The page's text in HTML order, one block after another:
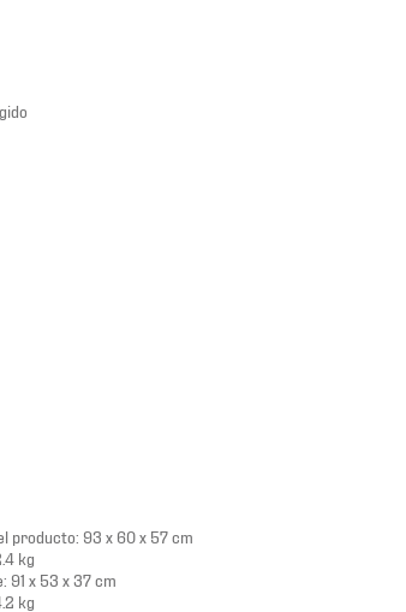
producto: 93 x 60 x 57 cm
kg
91 x 53 x 37 cm
kg